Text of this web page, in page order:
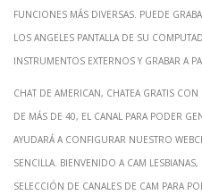
funciones más diversas. Puede
los angeles pantalla de su
instrumentos externos y grabar a
Chat de American, chatea gratis
de más de 40, el canal para poder
ayudará a configurar nuestro
sencilla. Bienvenido a Cam
selección de canales de cam para